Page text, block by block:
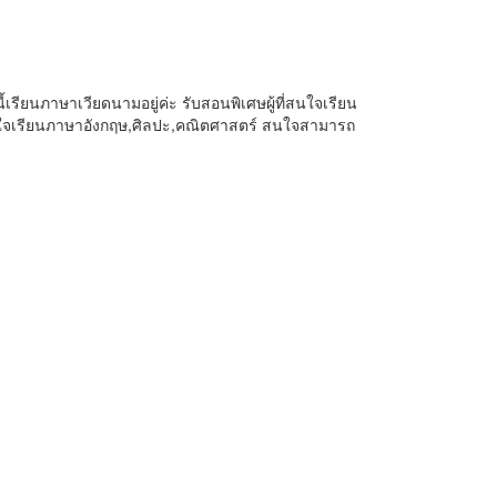
ยนภาษาเวียดนามอยู่ค่ะ รับสอนพิเศษผู้ที่สนใจเรียน
เรียนภาษาอังกฤษ,ศิลปะ,คณิตศาสตร์ สนใจสามารถ